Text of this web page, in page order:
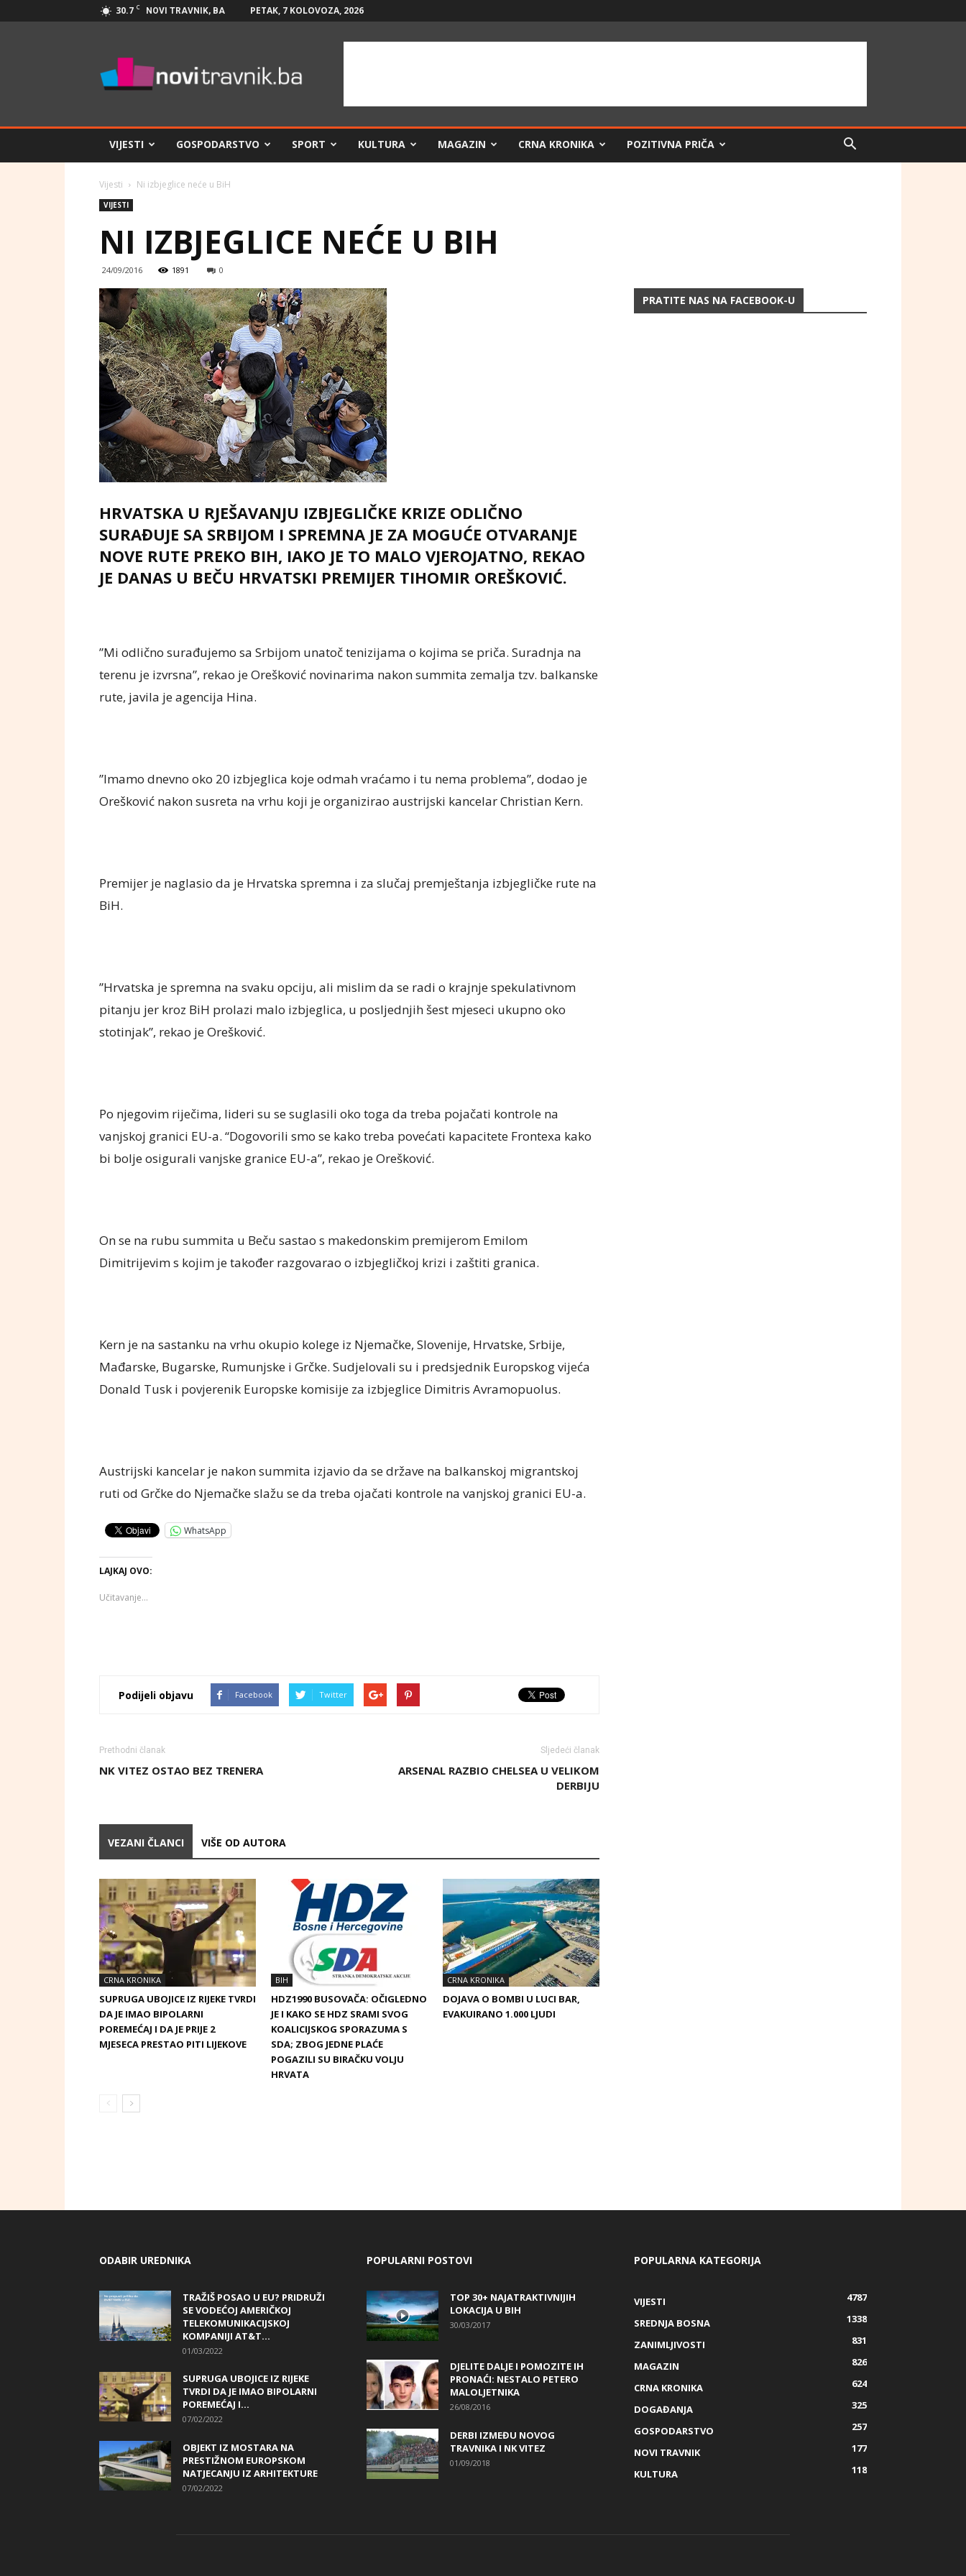
30.7 C NOVI TRAVNIK, BA PETAK, 7 KOLOVOZA, 2026
Travnik.ba
VIJESTI GOSPODARSTVO SPORT KULTURA MAGAZIN CRNA KRONIKA POZITIVNA PRIČA
Vijesti Ni izbjeglice neće u BiH
VIJESTI
NI IZBJEGLICE NEĆE U BIH
24/09/2016 1891 0
HRVATSKA U RJEŠAVANJU IZBJEGLIČKE KRIZE ODLIČNO
SURAĐUJE SA SRBIJOM I SPREMNA JE ZA MOGUĆE OTVARANJE
NOVE RUTE PREKO BIH, IAKO JE TO MALO VJEROJATNO, REKAO
JE DANAS U BEČU HRVATSKI PREMIJER TIHOMIR OREŠKOVIĆ.
”Mi odlično surađujemo sa Srbijom unatoč tenizijama o kojima se priča. Suradnja na
terenu je izvrsna”, rekao je Orešković novinarima nakon summita zemalja tzv. balkanske
rute, javila je agencija Hina.
”Imamo dnevno oko 20 izbjeglica koje odmah vraćamo i tu nema problema”, dodao je
Orešković nakon susreta na vrhu koji je organizirao austrijski kancelar Christian Kern.
Premijer je naglasio da je Hrvatska spremna i za slučaj premještanja izbjegličke rute na
BiH.
”Hrvatska je spremna na svaku opciju, ali mislim da se radi o krajnje spekulativnom
pitanju jer kroz BiH prolazi malo izbjeglica, u posljednjih šest mjeseci ukupno oko
stotinjak”, rekao je Orešković.
Po njegovim riječima, lideri su se suglasili oko toga da treba pojačati kontrole na
vanjskoj granici EU-a. “Dogovorili smo se kako treba povećati kapacitete Frontexa kako
bi bolje osigurali vanjske granice EU-a”, rekao je Orešković.
On se na rubu summita u Beču sastao s makedonskim premijerom Emilom
Dimitrijevim s kojim je također razgovarao o izbjegličkoj krizi i zaštiti granica.
Kern je na sastanku na vrhu okupio kolege iz Njemačke, Slovenije, Hrvatske, Srbije,
Mađarske, Bugarske, Rumunjske i Grčke. Sudjelovali su i predsjednik Europskog vijeća
Donald Tusk i povjerenik Europske komisije za izbjeglice Dimitris Avramopuolus.
Austrijski kancelar je nakon summita izjavio da se države na balkanskoj migrantskoj
ruti od Grčke do Njemačke slažu se da treba ojačati kontrole na vanjskoj granici EU-a.
WhatsApp
LAJKAJ OVO:
Učitavanje...
Podijeli objavu Facebook Twitter
Prethodni članak
NK VITEZ OSTAO BEZ TRENERA
Sljedeći članak
ARSENAL RAZBIO CHELSEA U VELIKOM
DERBIJU
VEZANI ČLANCI VIŠE OD AUTORA
CRNA KRONIKA
SUPRUGA UBOJICE IZ RIJEKE TVRDI
DA JE IMAO BIPOLARNI
POREMEĆAJ I DA JE PRIJE 2
MJESECA PRESTAO PITI LIJEKOVE
BIH
HDZ1990 BUSOVAČA: OČIGLEDNO
JE I KAKO SE HDZ SRAMI SVOG
KOALICIJSKOG SPORAZUMA S
SDA; ZBOG JEDNE PLAĆE
POGAZILI SU BIRAČKU VOLJU
HRVATA
CRNA KRONIKA
DOJAVA O BOMBI U LUCI BAR,
EVAKUIRANO 1.000 LJUDI
PRATITE NAS NA FACEBOOK-U
ODABIR UREDNIKA
TRAŽIŠ POSAO U EU? PRIDRUŽI
SE VODEĆOJ AMERIČKOJ
TELEKOMUNIKACIJSKOJ
KOMPANIJI AT&T...
01/03/2022
SUPRUGA UBOJICE IZ RIJEKE
TVRDI DA JE IMAO BIPOLARNI
POREMEĆAJ I...
07/02/2022
OBJEKT IZ MOSTARA NA
PRESTIŽNOM EUROPSKOM
NATJECANJU IZ ARHITEKTURE
07/02/2022
POPULARNI POSTOVI
TOP 30+ NAJATRAKTIVNIJIH
LOKACIJA U BIH
30/03/2017
DJELITE DALJE I POMOZITE IH
PRONAĆI: NESTALO PETERO
MALOLJETNIKA
26/08/2016
DERBI IZMEĐU NOVOG
TRAVNIKA I NK VITEZ
01/09/2018
POPULARNA KATEGORIJA
VIJESTI
4787
SREDNJA BOSNA
1338
ZANIMLJIVOSTI
831
MAGAZIN
826
CRNA KRONIKA
624
DOGAĐANJA
325
GOSPODARSTVO
257
NOVI TRAVNIK
177
KULTURA
118